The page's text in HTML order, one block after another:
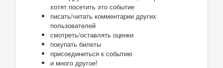
хотят посетить это событие
писать/читать комментарии других
пользователей
смотреть/оставлять оценки
покупать билеты
присоединиться к событию
и много другое!